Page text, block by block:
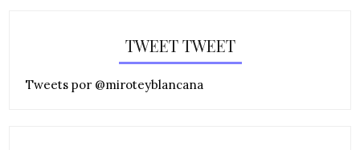
TWEET TWEET
Tweets por @miroteyblancana